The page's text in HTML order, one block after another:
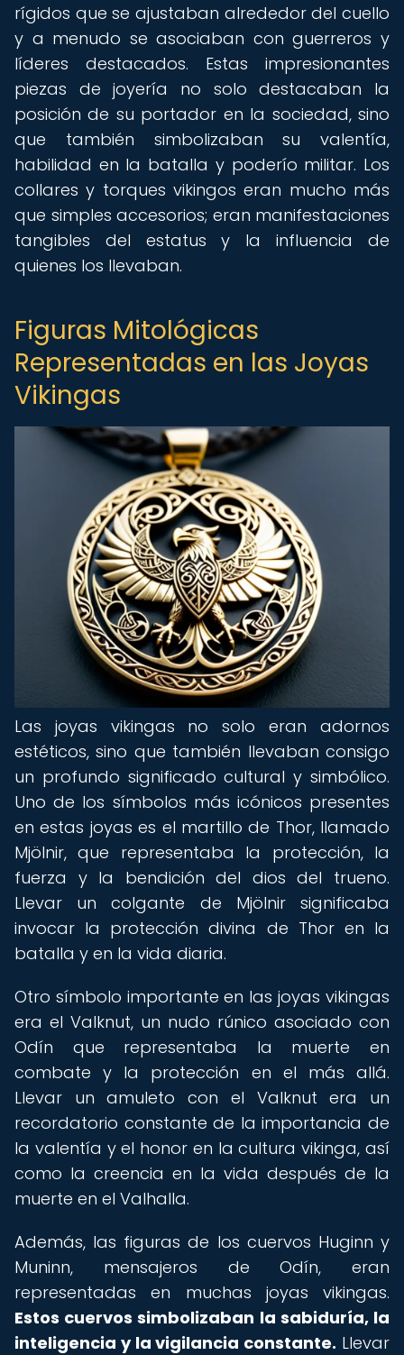
rígidos que se ajustaban alrededor del cuello
y a menudo se asociaban con guerreros y
líderes destacados. Estas impresionantes
piezas de joyería no solo destacaban la
posición de su portador en la sociedad, sino
que también simbolizaban su valentía,
habilidad en la batalla y poderío militar. Los
collares y torques vikingos eran mucho más
que simples accesorios; eran manifestaciones
tangibles del estatus y la influencia de
quienes los llevaban.
Figuras Mitológicas
Representadas en las Joyas
Vikingas
Las joyas vikingas no solo eran adornos
estéticos, sino que también llevaban consigo
un profundo significado cultural y simbólico.
Uno de los símbolos más icónicos presentes
en estas joyas es el martillo de Thor, llamado
Mjölnir, que representaba la protección, la
fuerza y la bendición del dios del trueno.
Llevar un colgante de Mjölnir significaba
invocar la protección divina de Thor en la
batalla y en la vida diaria.
Otro símbolo importante en las joyas vikingas
era el Valknut, un nudo rúnico asociado con
Odín que representaba la muerte en
combate y la protección en el más allá.
Llevar un amuleto con el Valknut era un
recordatorio constante de la importancia de
la valentía y el honor en la cultura vikinga, así
como la creencia en la vida después de la
muerte en el Valhalla.
Además, las figuras de los cuervos Huginn y
Muninn, mensajeros de Odín, eran
representadas en muchas joyas vikingas.
Estos cuervos simbolizaban la sabiduría, la
inteligencia y la vigilancia constante. Llevar